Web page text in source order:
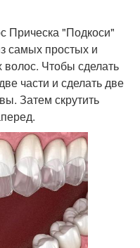
Прическа "Подкоси"
самых простых и
волос. Чтобы сделать
части и сделать две
Затем скрутить